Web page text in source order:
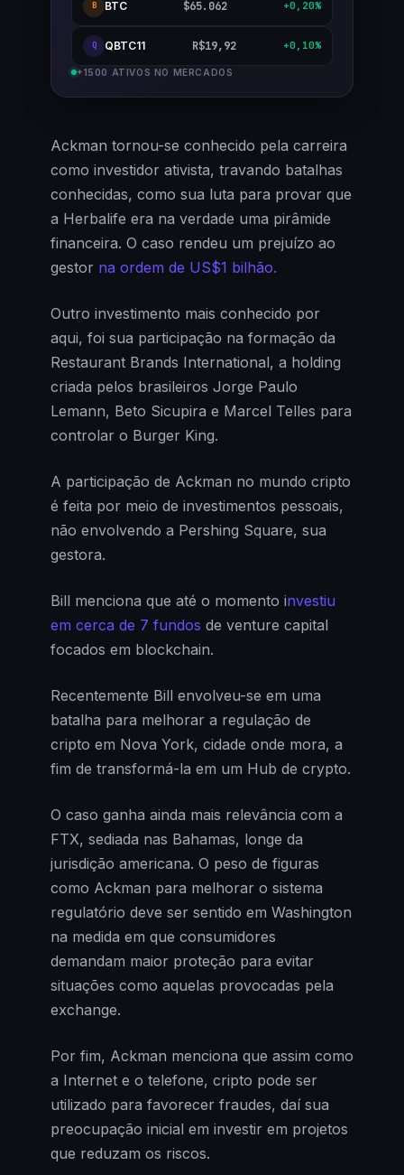
B BTC $65.062 +0,20%
Q QBTC11 R$19,92 +0,10%
+1500 ATIVOS NO MERCADOS
Ackman tornou-se conhecido pela carreira
como investidor ativista, travando batalhas
conhecidas, como sua luta para provar que
a Herbalife era na verdade uma pirâmide
financeira. O caso rendeu um prejuízo ao
gestor na ordem de US$1 bilhão.
Outro investimento mais conhecido por
aqui, foi sua participação na formação da
Restaurant Brands International, a holding
criada pelos brasileiros Jorge Paulo
Lemann, Beto Sicupira e Marcel Telles para
controlar o Burger King.
A participação de Ackman no mundo cripto
é feita por meio de investimentos pessoais,
não envolvendo a Pershing Square, sua
gestora.
Bill menciona que até o momento investiu
em cerca de 7 fundos de venture capital
focados em blockchain.
Recentemente Bill envolveu-se em uma
batalha para melhorar a regulação de
cripto em Nova York, cidade onde mora, a
fim de transformá-la em um Hub de crypto.
O caso ganha ainda mais relevância com a
FTX, sediada nas Bahamas, longe da
jurisdição americana. O peso de figuras
como Ackman para melhorar o sistema
regulatório deve ser sentido em Washington
na medida em que consumidores
demandam maior proteção para evitar
situações como aquelas provocadas pela
exchange.
Por fim, Ackman menciona que assim como
a Internet e o telefone, cripto pode ser
utilizado para favorecer fraudes, daí sua
preocupação inicial em investir em projetos
que reduzam os riscos.